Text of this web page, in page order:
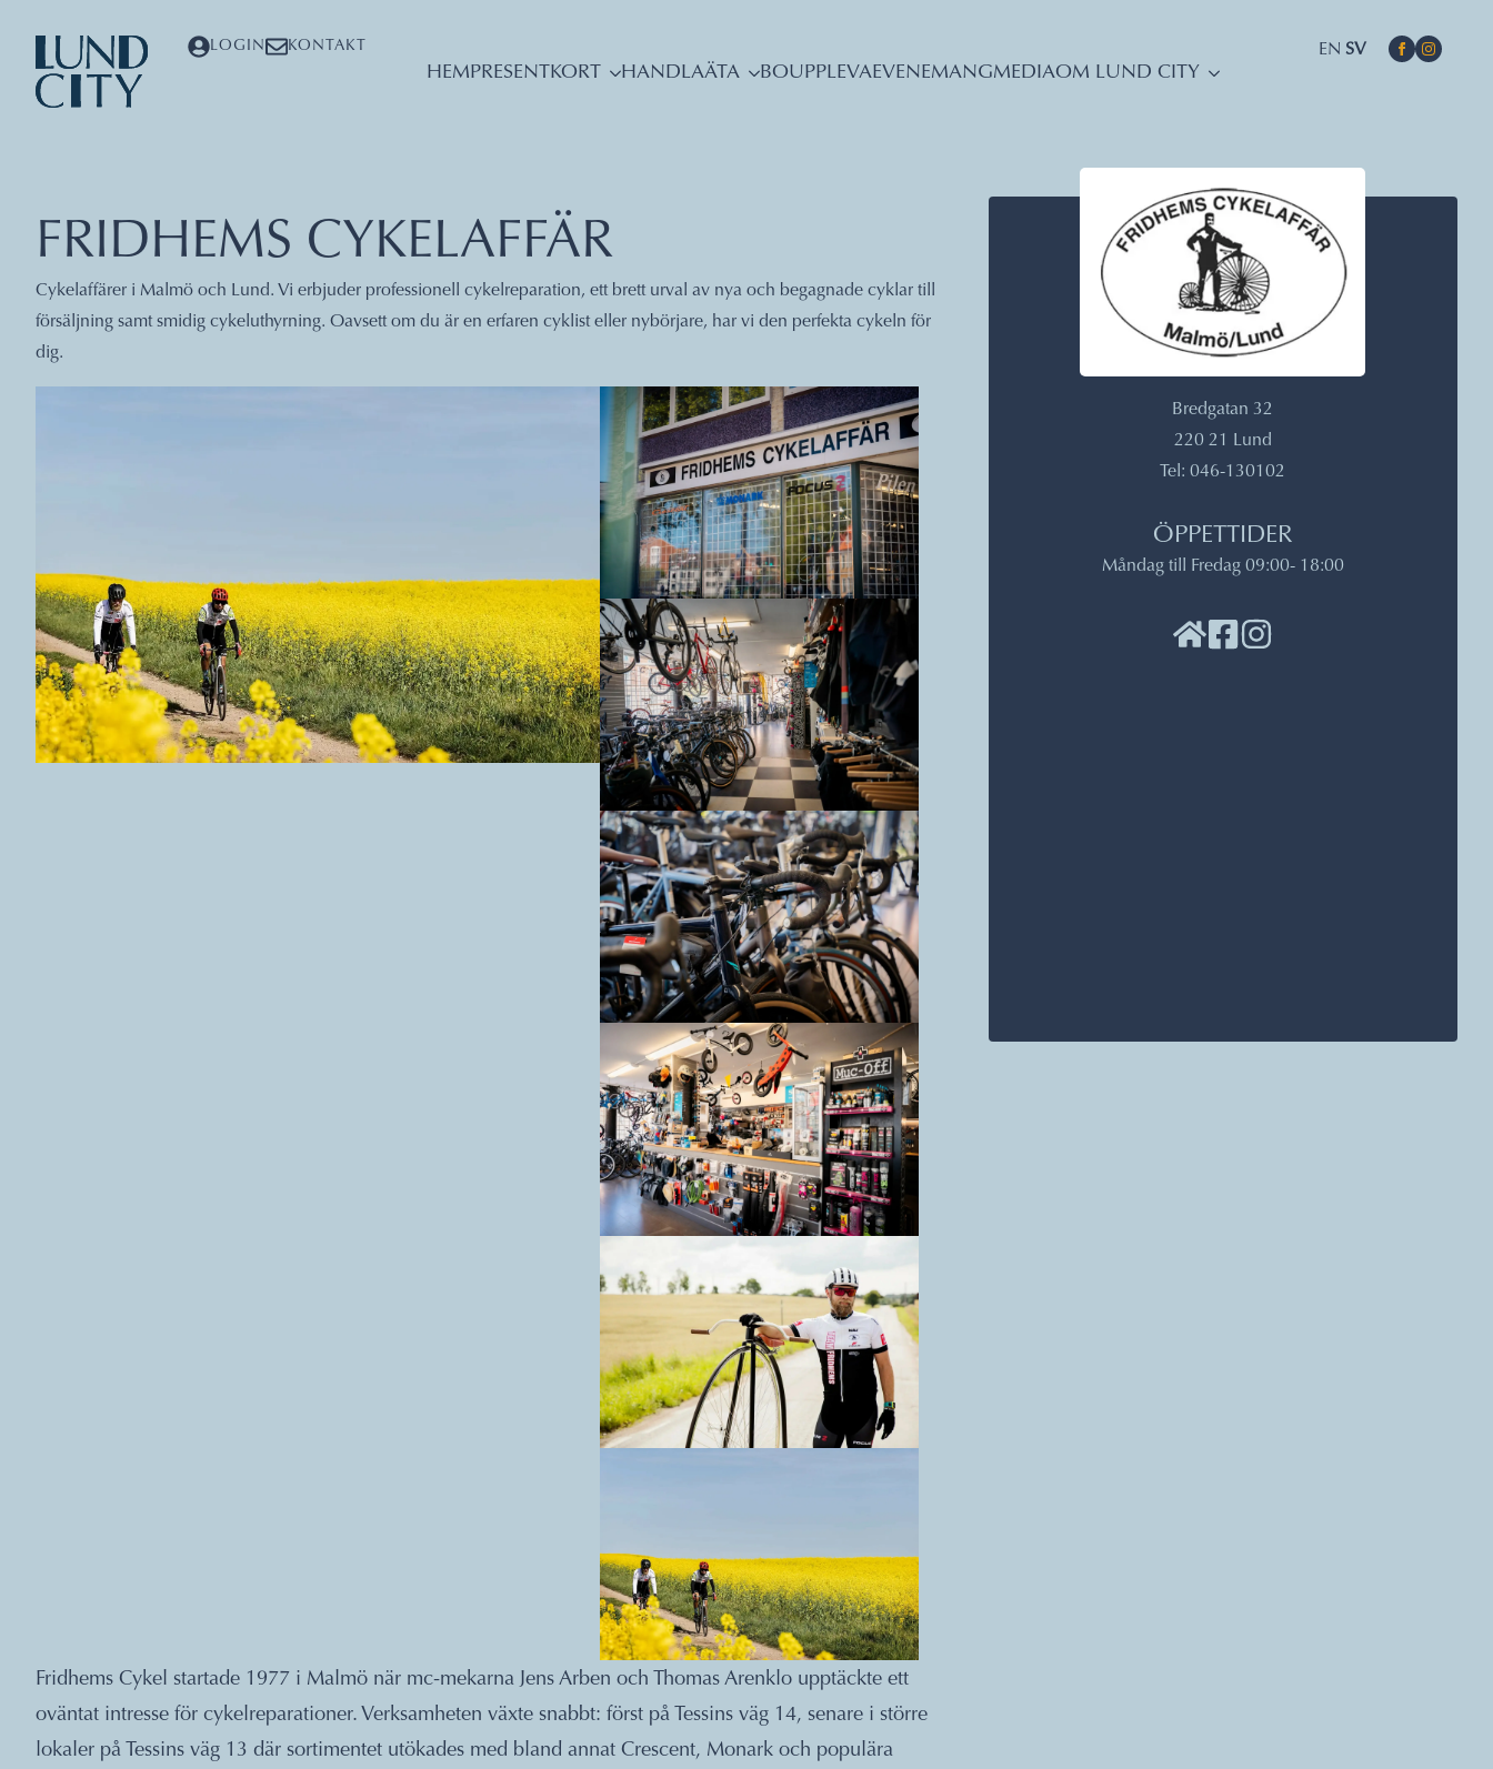
LOGIN KONTAKT EN SV
HEMPRESENTKORT HANDLAÄTA BOUPPLEVAEVENEMANGMEDIAOM LUND CITY
FRIDHEMS CYKELAFFÄR
Cykelaffärer i Malmö och Lund. Vi erbjuder professionell cykelreparation, ett brett urval av nya och begagnade cyklar till
försäljning samt smidig cykeluthyrning. Oavsett om du är en erfaren cyklist eller nybörjare, har vi den perfekta cykeln för
dig.
Fridhems Cykel startade 1977 i Malmö när mc-mekarna Jens Arben och Thomas Arenklo upptäckte ett
oväntat intresse för cykelreparationer. Verksamheten växte snabbt: först på Tessins väg 14, senare i större
lokaler på Tessins väg 13 där sortimentet utökades med bland annat Crescent, Monark och populära
Bredgatan 32
220 21 Lund
Tel: 046-130102
ÖPPETTIDER
Måndag till Fredag 09:00- 18:00